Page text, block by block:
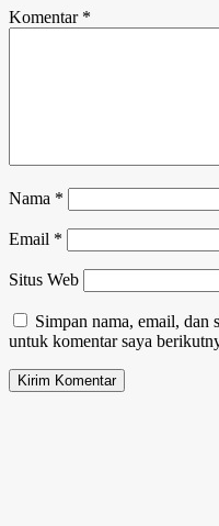
Komentar *
Nama *
Email *
Situs Web
Simpan nama, email, dan
untuk komentar saya